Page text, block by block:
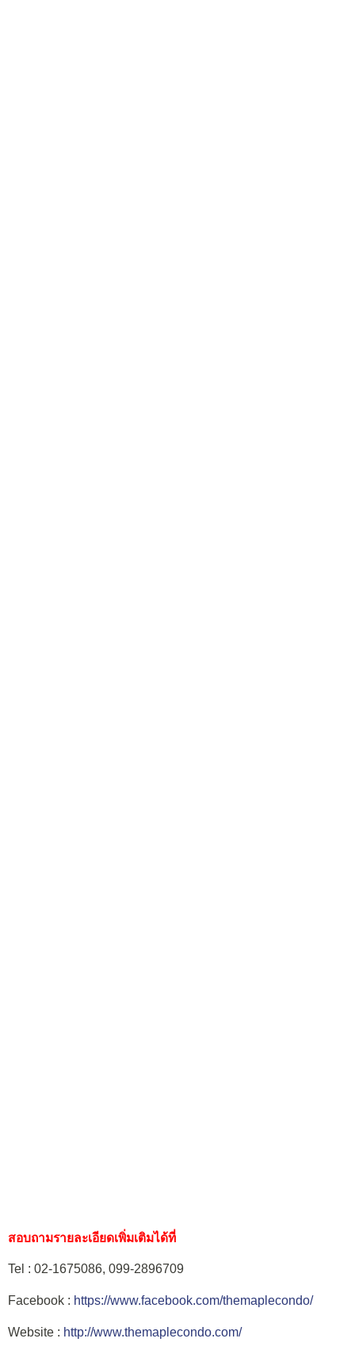
สอบถามรายละเอียดเพิ่มเติมได้ที่
Tel : 02-1675086, 099-2896709
Facebook : https://www.facebook.com/themaplecondo/
Website : http://www.themaplecondo.com/